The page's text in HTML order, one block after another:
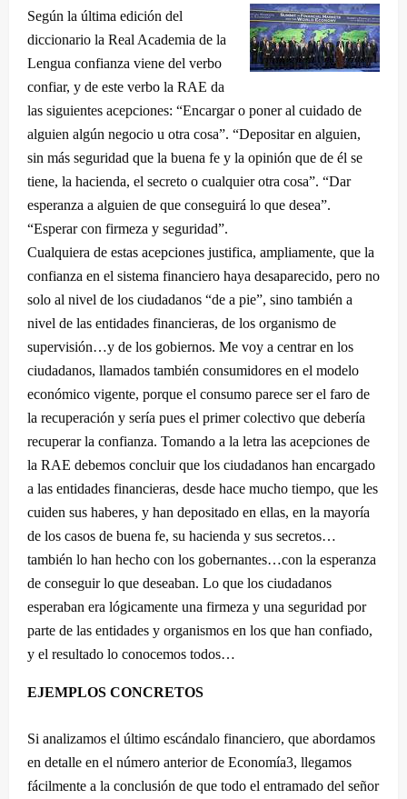
Según la última edición del
diccionario la Real Academia de la
Lengua confianza viene del verbo
confiar, y de este verbo la RAE da
las siguientes acepciones: “Encargar o poner al cuidado de
alguien algún negocio u otra cosa”. “Depositar en alguien,
sin más seguridad que la buena fe y la opinión que de él se
tiene, la hacienda, el secreto o cualquier otra cosa”. “Dar
esperanza a alguien de que conseguirá lo que desea”.
“Esperar con firmeza y seguridad”.
Cualquiera de estas acepciones justifica, ampliamente, que la
confianza en el sistema financiero haya desaparecido, pero no
solo al nivel de los ciudadanos “de a pie”, sino también a
nivel de las entidades financieras, de los organismo de
supervisión…y de los gobiernos. Me voy a centrar en los
ciudadanos, llamados también consumidores en el modelo
económico vigente, porque el consumo parece ser el faro de
la recuperación y sería pues el primer colectivo que debería
recuperar la confianza. Tomando a la letra las acepciones de
la RAE debemos concluir que los ciudadanos han encargado
a las entidades financieras, desde hace mucho tiempo, que les
cuiden sus haberes, y han depositado en ellas, en la mayoría
de los casos de buena fe, su hacienda y sus secretos…
también lo han hecho con los gobernantes…con la esperanza
de conseguir lo que deseaban. Lo que los ciudadanos
esperaban era lógicamente una firmeza y una seguridad por
parte de las entidades y organismos en los que han confiado,
y el resultado lo conocemos todos…
EJEMPLOS CONCRETOS
Si analizamos el último escándalo financiero, que abordamos
en detalle en el número anterior de Economía3, llegamos
fácilmente a la conclusión de que todo el entramado del señor